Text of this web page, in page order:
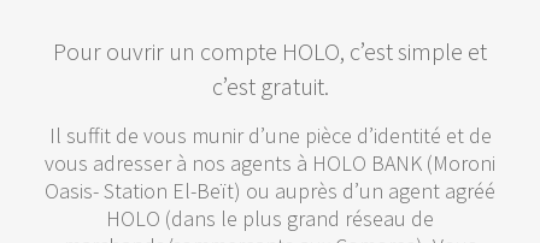
Pour ouvrir un compte HOLO, c’est simple et
c’est gratuit.
Il suffit de vous munir d’une pièce d’identité et de
vous adresser à nos agents à HOLO BANK (Moroni
Oasis- Station El-Beït) ou auprès d’un agent agréé
HOLO (dans le plus grand réseau de